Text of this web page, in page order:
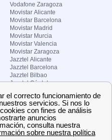
Vodafone Zaragoza
Movistar Alicante
Movistar Barcelona
Movistar Madrid
Movistar Murcia
Movistar Valencia
Movistar Zaragoza
Jazztel Alicante
Jazztel Barcelona
Jazztel Bilbao
Jazztel Córdoba
Jazztel Málaga
Jazztel Valencia
Jazztel Zaragoza